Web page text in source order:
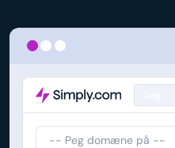
-- Peg domæne på --